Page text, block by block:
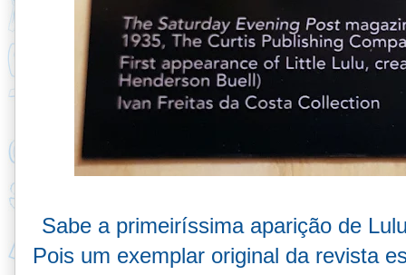
Sabe a primeiríssima aparição de
Pois um exemplar original da revista